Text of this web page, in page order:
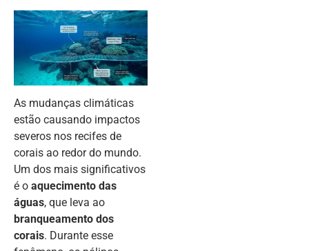
As mudanças climáticas
estão causando impactos
severos nos recifes de
corais ao redor do mundo.
Um dos mais significativos
é o aquecimento das
águas, que leva ao
branqueamento dos
corais. Durante esse